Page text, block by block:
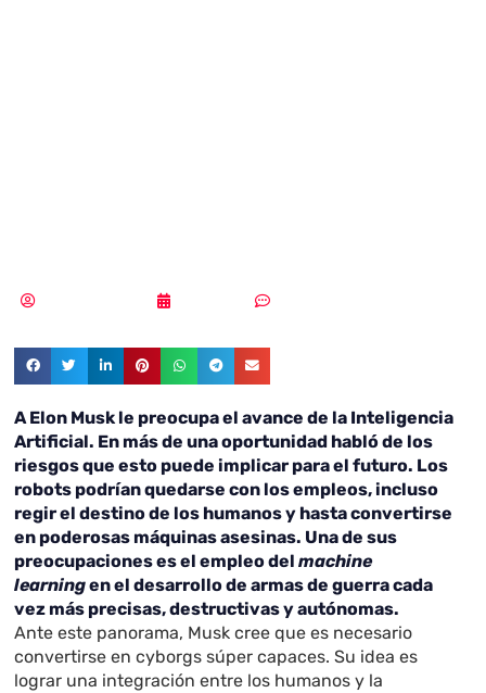
A Elon Musk le preocupa el avance de la Inteligencia
Artificial. En más de una oportunidad habló de los
riesgos que esto puede implicar para el futuro. Los
robots podrían quedarse con los empleos, incluso
regir el destino de los humanos y hasta convertirse
en poderosas máquinas asesinas. Una de sus
preocupaciones es el empleo delmachine
learningen el desarrollo de armas de guerra cada
vez más precisas, destructivas y autónomas.
Ante este panorama, Musk cree que es necesario
convertirse en cyborgs súper capaces. Su idea es
lograr una integración entre los humanos y la